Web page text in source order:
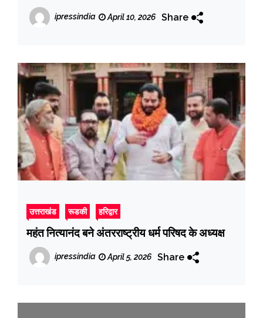
ipressindia April 10, 2026 Share
उत्तराखंड रूडकी हरिद्वार
महंत नित्यानंद बने अंतरराष्ट्रीय धर्म परिषद के अध्यक्ष
ipressindia April 5, 2026 Share